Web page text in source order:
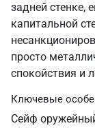
задней стенке,
капитальной
просто
спокойствия и
Ключевые
Сейф